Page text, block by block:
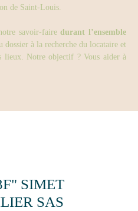
de Saint-Louis.
savoir-fairedurant l’ensemble
dossier à la recherche du locataire et
lieux. Notre objectif ? Vous aider à
SIMET
SAS